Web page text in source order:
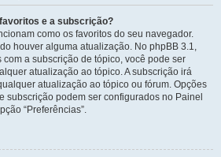
e a subscrição?
como os favoritos do seu navegador.
houver alguma atualização. No phpBB 3.1,
a subscrição de tópico, você pode ser
atualização ao tópico. A subscrição irá
atualização ao tópico ou fórum. Opções
subscrição podem ser configurados no Painel
“Preferências”.